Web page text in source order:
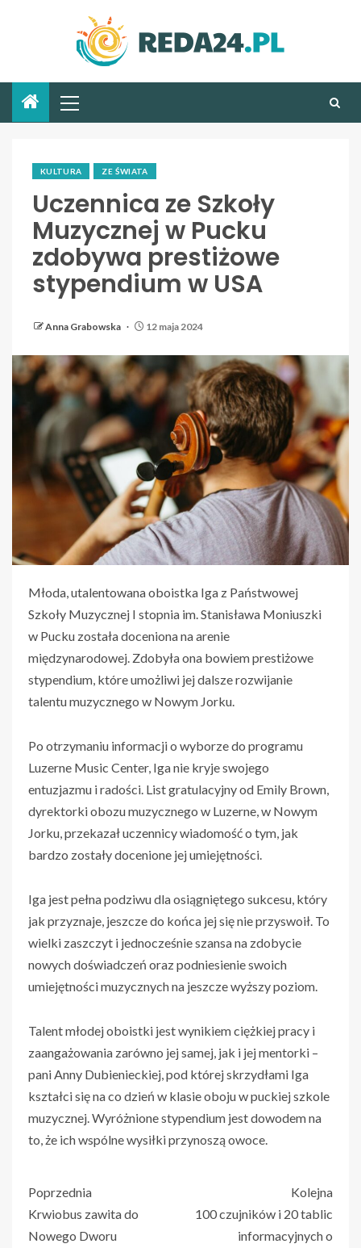
KULTURA ZE ŚWIATA
Uczennica ze Szkoły
Muzycznej w Pucku
zdobywa prestiżowe
stypendium w USA
Anna Grabowska 12 maja 2024
Młoda, utalentowana oboistka Iga z Państwowej
Szkoły Muzycznej I stopnia im. Stanisława Moniuszki
w Pucku została doceniona na arenie
międzynarodowej. Zdobyła ona bowiem prestiżowe
stypendium, które umożliwi jej dalsze rozwijanie
talentu muzycznego w Nowym Jorku.
Po otrzymaniu informacji o wyborze do programu
Luzerne Music Center, Iga nie kryje swojego
entuzjazmu i radości. List gratulacyjny od Emily Brown,
dyrektorki obozu muzycznego w Luzerne, w Nowym
Jorku, przekazał uczennicy wiadomość o tym, jak
bardzo zostały docenione jej umiejętności.
Iga jest pełna podziwu dla osiągniętego sukcesu, który
jak przyznaje, jeszcze do końca jej się nie przyswoił. To
wielki zaszczyt i jednocześnie szansa na zdobycie
nowych doświadczeń oraz podniesienie swoich
umiejętności muzycznych na jeszcze wyższy poziom.
Talent młodej oboistki jest wynikiem ciężkiej pracy i
zaangażowania zarówno jej samej, jak i jej mentorki –
pani Anny Dubienieckiej, pod której skrzydłami Iga
kształci się na co dzień w klasie oboju w puckiej szkole
muzycznej. Wyróżnione stypendium jest dowodem na
to, że ich wspólne wysiłki przynoszą owoce.
Poprzednia
Krwiobus zawita do
Nowego Dworu
Kolejna
100 czujników i 20 tablic
informacyjnych o